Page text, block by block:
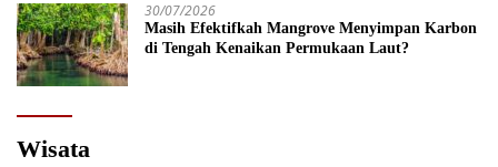
30/07/2026
Masih Efektifkah Mangrove Menyimpan Karbon
di Tengah Kenaikan Permukaan Laut?
Wisata